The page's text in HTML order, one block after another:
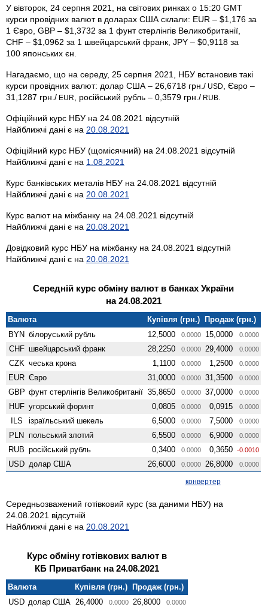
У вівторок, 24 серпня 2021, на світових ринках о 15:20 GMT
курси провідних валют в доларах США склали: EUR – $1,176 за
1 Євро, GBP – $1,3732 за 1 фунт стерлінгів Велико­британії,
CHF – $1,0962 за 1 швейцарський франк, JPY – $0,9118 за
100 японських єн.
Нагадаємо, що на середу, 25 серпня 2021, НБУ встановив такі
курси провідних валют: долар США – 26,6718 грн./ USD
, Євро –
31,1287 грн./ EUR , російський рубль – 0,3579 грн./ RUB
Офіційний курс НБУ на 24.08.2021 відсутній
Найближчі дані є на 20.08.2021
Офіційний курс НБУ (щомісячний) на 24.08.2021 відсутній
Найближчі дані є на 1.08.2021
Курс банківських металів НБУ на 24.08.2021 відсутній
Найближчі дані є на 20.08.2021
Курс валют на міжбанку на 24.08.2021 відсутній
Найближчі дані є на 20.08.2021
Довідковий курс НБУ на міжбанку на 24.08.2021 відсутній
Найближчі дані є на 20.08.2021
Середній курс обміну валют в банках України
на 24.08.2021
Валюта Купівля (грн.) Продаж (грн.)
BYN білоруський рубль 12,5000 0.0000 15,0000 0.0000
CHF швейцарський франк 28,2250 0.0000 29,4000 0.0000
CZK чеська крона 1,1100 0.0000 1,2500 0.0000
EUR Євро 31,0000 0.0000 31,3500 0.0000
GBP фунт стерлінгів Велико­британії 35,8650 0.0000 37,0000 0.0000
HUF угорський форинт 0,0805 0.0000 0,0915 0.0000
ILS ізраїльський шекель 6,5000 0.0000 7,5000 0.0000
PLN польський злотий 6,5500 0.0000 6,9000 0.0000
RUB російський рубль 0,3400 0.0000 0,3650 -0.0010
USD долар США 26,6000 0.0000 26,8000 0.0000
конвертер
Середньозважений готівковий курс (за даними НБУ) на
24.08.2021 відсутній
Найближчі дані є на 20.08.2021
Курс обміну готівкових валют в
КБ Приватбанк на 24.08.2021
Валюта Купівля (грн.) Продаж (грн.)
USD долар США 26,4000 0.0000 26,8000 0.0000